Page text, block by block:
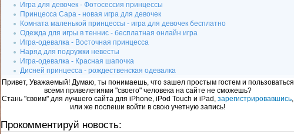
Игра для девочек - Фотосессия принцессы
Принцесса Сара - новая игра для девочек
Комната маленькой принцессы - игра для девочек бесплатно
Одежда для игры в теннис - бесплатная онлайн игра
Игра-одевалка - Восточная принцесса
Наряд для подружки невесты
Игра-одевалка - Красная шапочка
Дисней принцесса - рождественская одевалка
Привет, Уважаемый! Думаю, ты понимаешь, что зашел простым гостем и пользоваться
всеми привелегиями "своего" человека на сайте не сможешь?
Стань "своим" для лучшего сайта для iPhone, iPod Touch и iPad, зарегистрировавшись,
или же поспеши войти в свою учетную запись!
Прокомментируй новость: